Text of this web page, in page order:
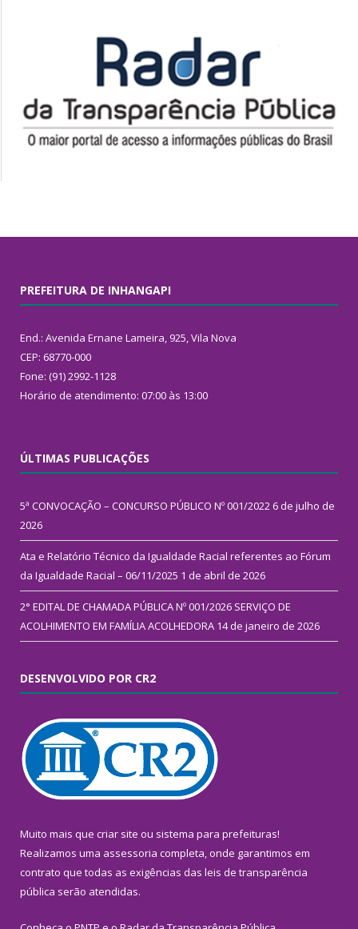
PREFEITURA DE INHANGAPI
End.: Avenida Ernane Lameira, 925, Vila Nova
CEP: 68770-000
Fone: (91) 2992-1128
Horário de atendimento: 07:00 às 13:00
ÚLTIMAS PUBLICAÇÕES
5ª CONVOCAÇÃO – CONCURSO PÚBLICO Nº 001/2022 6 de julho de
2026
Ata e Relatório Técnico da Igualdade Racial referentes ao Fórum
da Igualdade Racial – 06/11/2025 1 de abril de 2026
2° EDITAL DE CHAMADA PÚBLICA Nº 001/2026 SERVIÇO DE
ACOLHIMENTO EM FAMÍLIA ACOLHEDORA 14 de janeiro de 2026
DESENVOLVIDO POR CR2
Muito mais que criar site ou sistema para prefeituras!
Realizamos uma assessoria completa, onde garantimos em
contrato que todas as exigências das leis de transparência
pública serão atendidas.